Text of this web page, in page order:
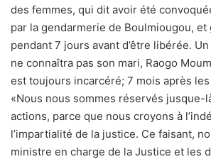
des femmes, qui dit avoir été
par la gendarmerie de Boulmiougou, et
pendant 7 jours avant d’être libérée.
ne connaîtra pas son mari, Raogo
est toujours incarcéré; 7 mois après
«Nous nous sommes réservés jusque-
actions, parce que nous croyons à
l’impartialité de la justice. Ce faisant,
ministre en charge de la Justice et les